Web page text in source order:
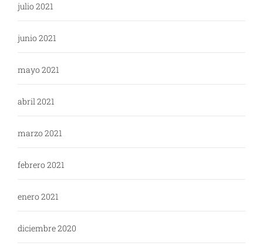
julio 2021
junio 2021
mayo 2021
abril 2021
marzo 2021
febrero 2021
enero 2021
diciembre 2020